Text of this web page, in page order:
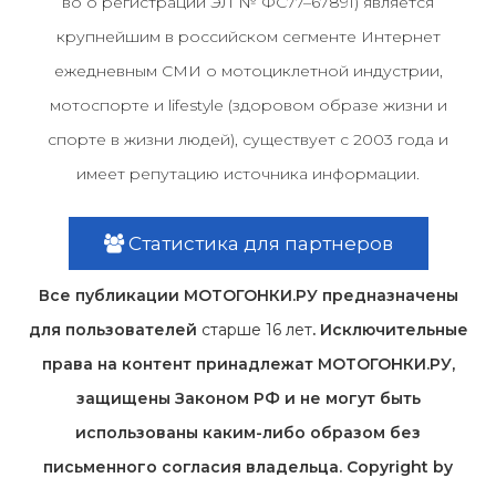
крупнейшим в российском сегменте Интернет
ежедневным СМИ о мотоциклетной индустрии,
мотоспорте и lifestyle (здоровом образе жизни и
спорте в жизни людей), существует с 2003 года и
имеет репутацию источника информации.
Статистика для партнеров
Все публикации МОТОГОНКИ.РУ предназначены
для пользователей старше 16 лет. Исключительные
права на контент принадлежат МОТОГОНКИ.РУ,
защищены Законом РФ и не могут быть
использованы каким-либо образом без
письменного согласия владельца. Copyright by